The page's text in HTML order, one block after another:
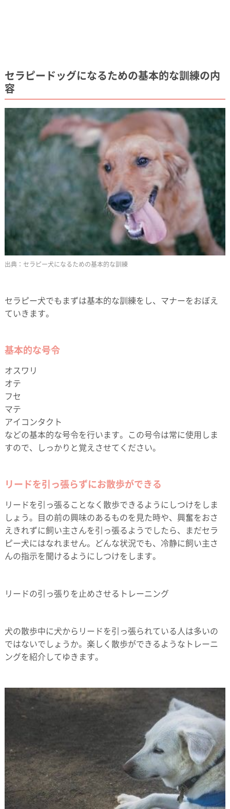
セラピードッグになるための基本的な訓練の内
容
セラピー犬になるための基本的な訓練
セラピー犬でもまずは基本的な訓練をし、マナーをおぼえ
ていきます。
基本的な号令
オスワリ
オテ
フセ
マテ
アイコンタクト
などの基本的な号令を行います。この号令は常に使用しま
すので、しっかりと覚えさせてください。
リードを引っ張らずにお散歩ができる
リードを引っ張ることなく散歩できるようにしつけをしま
しょう。目の前の興味のあるものを見た時や、興奮をおさ
えきれずに飼い主さんを引っ張るようでしたら、まだセラ
ピー犬にはなれません。どんな状況でも、冷静に飼い主さ
んの指示を聞けるようにしつけをします。
リードの引っ張りを止めさせるトレーニング
犬の散歩中に犬からリードを引っ張られている人は多いの
ではないでしょうか。楽しく散歩ができるようなトレーニ
ングを紹介してゆきます。